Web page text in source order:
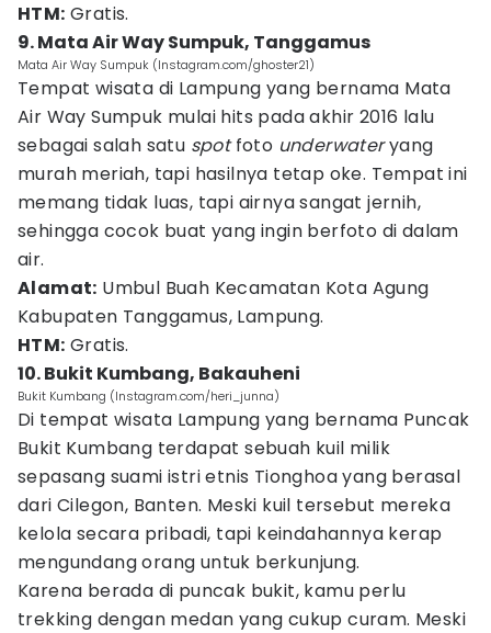
HTM: Gratis.
9. Mata Air Way Sumpuk, Tanggamus
Mata Air Way Sumpuk (Instagram.com/ghoster21)
Tempat wisata di Lampung yang bernama Mata
Air Way Sumpuk mulai hits pada akhir 2016 lalu
sebagai salah satu spotfoto underwateryang
murah meriah, tapi hasilnya tetap oke. Tempat ini
memang tidak luas, tapi airnya sangat jernih,
sehingga cocok buat yang ingin berfoto di dalam
air.
Alamat: Umbul Buah Kecamatan Kota Agung
Kabupaten Tanggamus, Lampung.
HTM: Gratis.
10. Bukit Kumbang, Bakauheni
Bukit Kumbang (Instagram.com/heri_junna)
Di tempat wisata Lampung yang bernama Puncak
Bukit Kumbang terdapat sebuah kuil milik
sepasang suami istri etnis Tionghoa yang berasal
dari Cilegon, Banten. Meski kuil tersebut mereka
kelola secara pribadi, tapi keindahannya kerap
mengundang orang untuk berkunjung.
Karena berada di puncak bukit, kamu perlu
trekking dengan medan yang cukup curam. Meski